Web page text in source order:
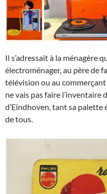
Il s’adressait à la ménagère
électroménager, au père de
télévision ou au
ne vais pas faire l’inventaire
d’Eindhoven, tant sa
de tous.